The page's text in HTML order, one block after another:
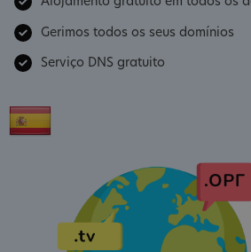
Gerimos todos os seus domínios
Serviço DNS gratuito